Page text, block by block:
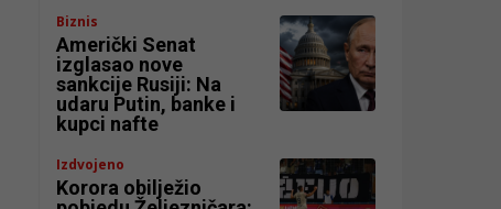
Biznis
Američki Senat
izglasao nove
sankcije Rusiji: Na
udaru Putin, banke i
kupci nafte
Izdvojeno
Korora obilježio